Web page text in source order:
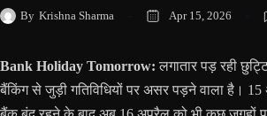
By Krishna Sharma Apr 15, 2026
Bank Holiday Tomorrow: लगातार पड़ रही
बैंकिंग से जुड़ी गतिविधियों पर असर पड़ने वाला है।